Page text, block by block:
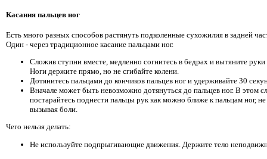
Касания пальцев ног
Есть много разных способов растянуть подколенные сухожилия в задней
Один - через традиционное касание пальцами ног.
Сложив ступни вместе, медленно согнитесь в бедрах и вытяните руки
Ноги держите прямо, но не сгибайте колени.
Дотянитесь пальцами до кончиков пальцев ног и удерживайте 30
Вначале может быть невозможно дотянуться до пальцев ног. В этом
постарайтесь поднести пальцы рук как можно ближе к пальцам ног, не
вызывая боли.
Чего нельзя делать:
Не используйте подпрыгивающие движения. Держите тело